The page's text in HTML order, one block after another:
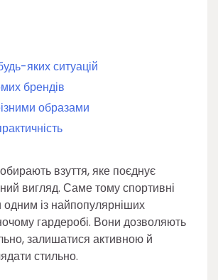
яких ситуацій
брендів
образами
взуття, яке поєднує
вигляд. Саме тому спортивні
одним із найпопулярніших
гардеробі. Вони дозволяють
залишатися активною й
стильно.